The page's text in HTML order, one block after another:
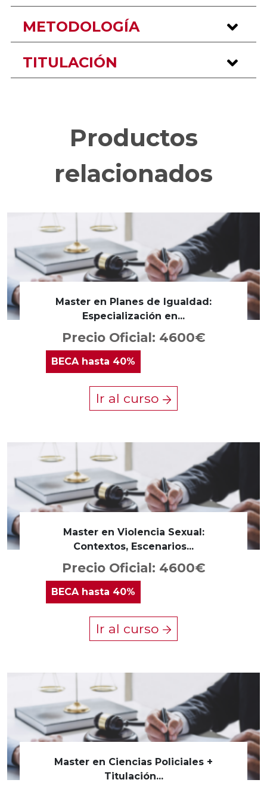
METODOLOGÍA
TITULACIÓN
Productos
relacionados
Master en Planes de Igualdad:
Especialización en...
Precio Oficial: 4600€
BECAhasta 40%
Ir al curso
Master en Violencia Sexual:
Contextos, Escenarios...
Precio Oficial: 4600€
BECA hasta 40%
Ir al curso
Master en Ciencias Policiales +
Titulación...